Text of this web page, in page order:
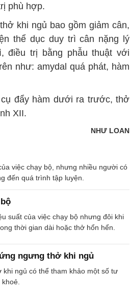
phù hợp.
khi ngủ bao gồm giảm cân,
thể dục duy trì cân nặng lý
điều trị bằng phẫu thuật với
như: amydal quá phát, hàm
đẩy hàm dưới ra trước, thở
XII.
NHƯ LOAN
việc chạy bộ, nhưng nhiều người có
đến quá trình tập luyện.
suất của việc chạy bộ nhưng đôi khi
thời gian dài hoặc thở hổn hển.
ngưng thở khi ngủ
ngủ có thể tham khảo một số tư